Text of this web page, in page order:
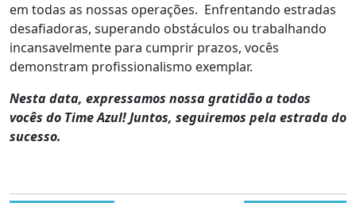
em todas as nossas operações. Enfrentando estradas
desafiadoras, superando obstáculos ou trabalhando
incansavelmente para cumprir prazos, vocês
demonstram profissionalismo exemplar.
Nesta data, expressamos nossa gratidão a todos
vocês do Time Azul! Juntos, seguiremos pela estrada do
sucesso.